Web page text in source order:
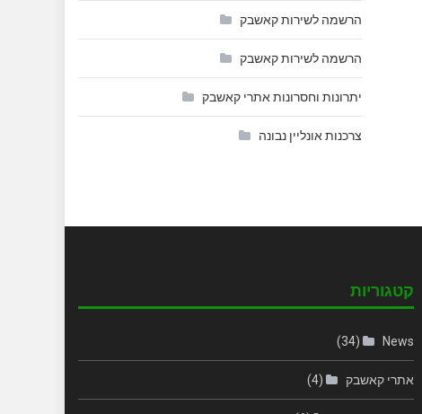
הרשמה לשירות קאשבק
הרשמה לשירות קאשבק
יתרונות וחסרונות אתרי קאשבק
צרכנות אונליין נבונה
קטגוריות
News
(34)
אתרי קאשבק (4)